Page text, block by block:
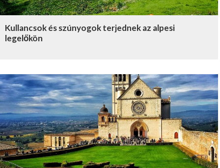
Kullancsok és szúnyogok terjednek az alpesi
legelőkön